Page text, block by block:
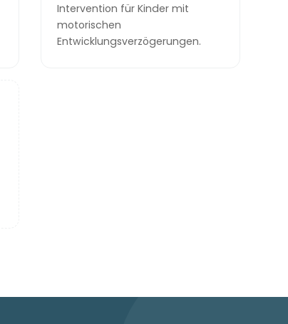
Intervention für Kinder mit
motorischen
Entwicklungsverzögerungen.